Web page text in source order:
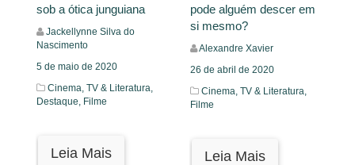
sob a ótica junguiana
Jackellynne Silva do
Nascimento
5 de maio de 2020
Cinema, TV & Literatura,
Destaque, Filme
Leia Mais
pode alguém descer em
si mesmo?
Alexandre Xavier
26 de abril de 2020
Cinema, TV & Literatura,
Filme
Leia Mais